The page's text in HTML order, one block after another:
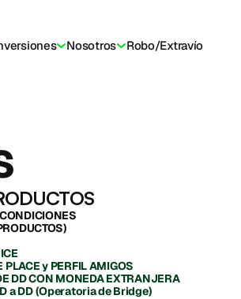
Nosotros Robo/Extravío
AprendéTransparencia
PLACE y PERFIL AMIGOS
DD CON MONEDA EXTRANJERA
a DD (Operatoria de Bridge)